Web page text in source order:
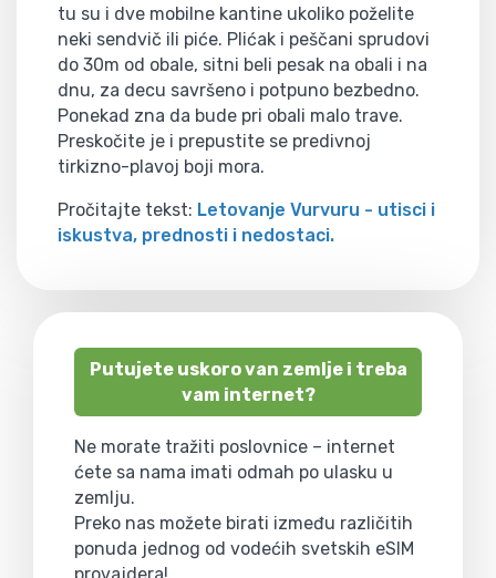
tu su i dve mobilne kantine ukoliko poželite
neki sendvič ili piće. Plićak i peščani sprudovi
do 30m od obale, sitni beli pesak na obali i na
dnu, za decu savršeno i potpuno bezbedno.
Ponekad zna da bude pri obali malo trave.
Preskočite je i prepustite se predivnoj
tirkizno-plavoj boji mora.
Pročitajte tekst: Letovanje Vurvuru - utisci i
iskustva, prednosti i nedostaci.
Putujete uskoro van zemlje i treba
vam internet?
Ne morate tražiti poslovnice – internet
ćete sa nama imati odmah po ulasku u
zemlju.
Preko nas možete birati između različitih
ponuda jednog od vodećih svetskih eSIM